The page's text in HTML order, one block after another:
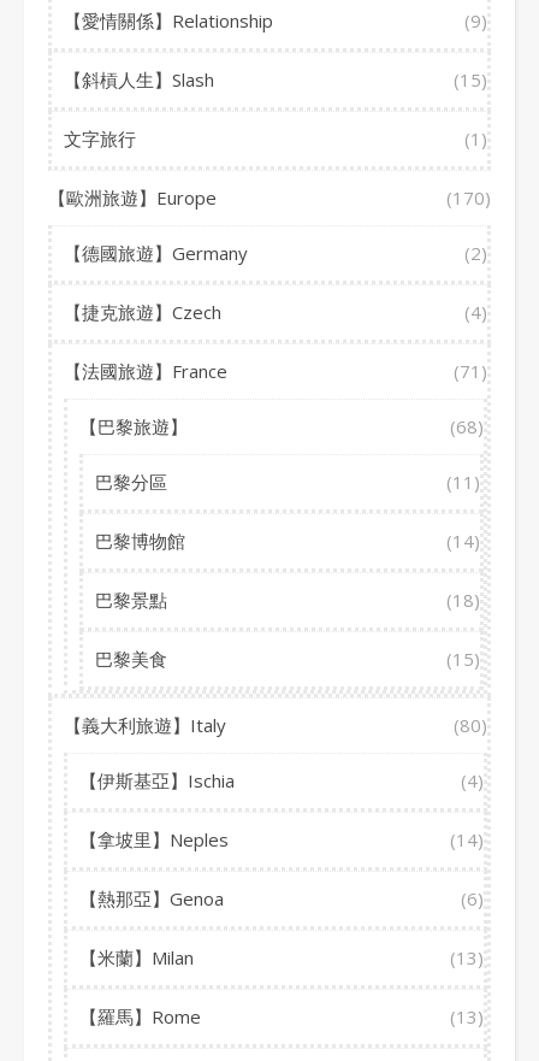
【愛情關係】Relationship (9)
【斜槓人生】Slash (15)
文字旅行 (1)
【歐洲旅遊】Europe (170)
【德國旅遊】Germany (2)
【捷克旅遊】Czech (4)
【法國旅遊】France (71)
【巴黎旅遊】 (68)
巴黎分區 (11)
巴黎博物館 (14)
巴黎景點 (18)
巴黎美食 (15)
【義大利旅遊】Italy (80)
【伊斯基亞】Ischia (4)
【拿坡里】Neples (14)
【熱那亞】Genoa (6)
【米蘭】Milan (13)
【羅馬】Rome (13)